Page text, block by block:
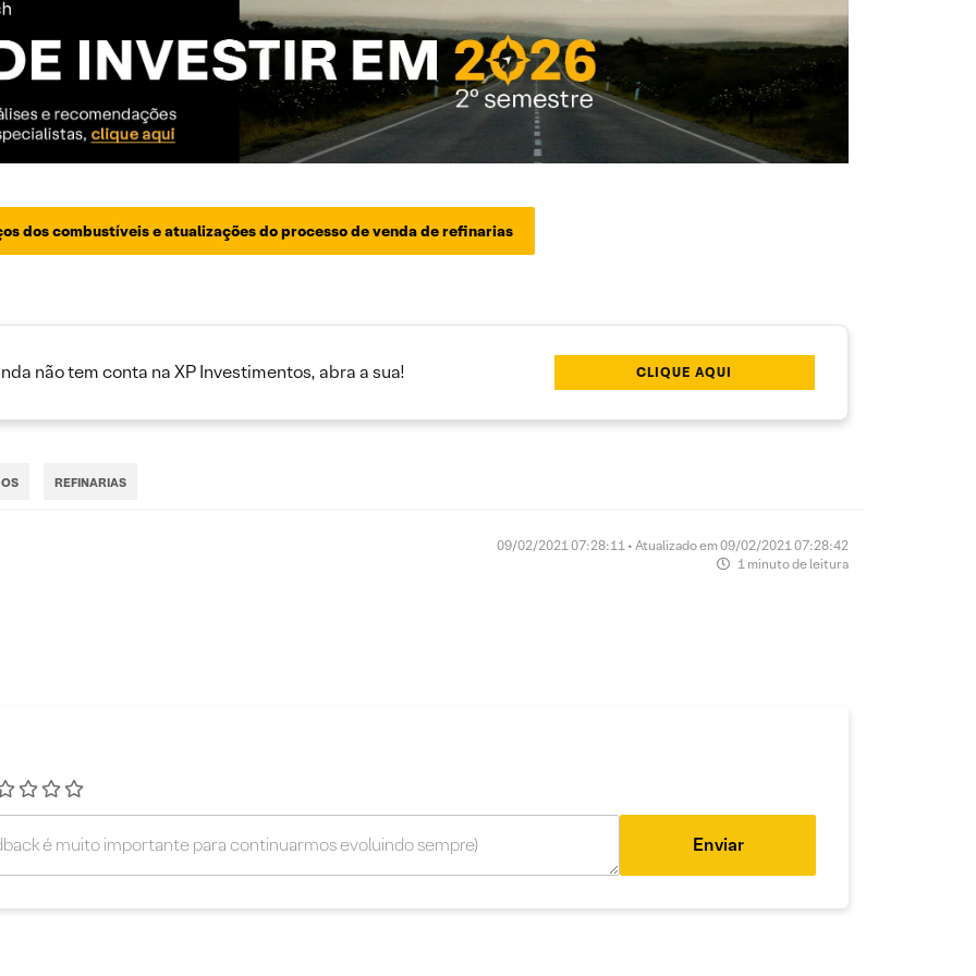
dos combustíveis e atualizações do processo de venda de refinarias
não tem conta na XP Investimentos, abra a sua! CLIQUE AQUI
REFINARIAS
09/02/2021 07:28:11 • Atualizado em 09/02/2021 07:28:42
1 minuto de leitura
Enviar